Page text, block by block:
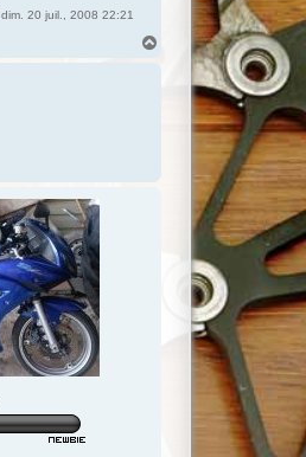
dim. 20 juil., 2008 22:21